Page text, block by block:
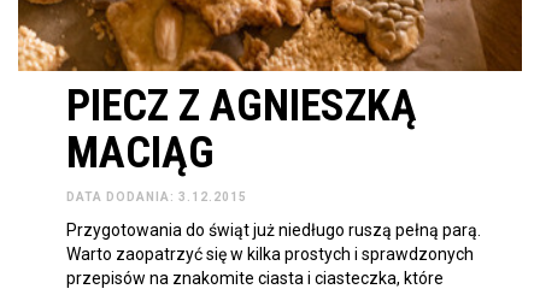
PIECZ Z AGNIESZKĄ
MACIĄG
DATA DODANIA: 3.12.2015
Przygotowania do świąt już niedługo ruszą pełną parą.
Warto zaopatrzyć się w kilka prostych i sprawdzonych
przepisów na znakomite ciasta i ciasteczka, które